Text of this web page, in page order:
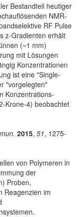
Bestandteil heutiger
NMR-
RF Pulse
z-Gradienten erhält
(~1 mm)
mit Lösungen
Konzentrationen
ist eine "Single-
"vorgelegten"
Konzentrations-
Krone-4) beobachtet
2015, 51, 1275-
von Polymeren in
der
Proben,
Reagenzien im